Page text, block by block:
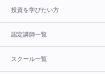
投資を学びたい方
認定講師一覧
スクール一覧